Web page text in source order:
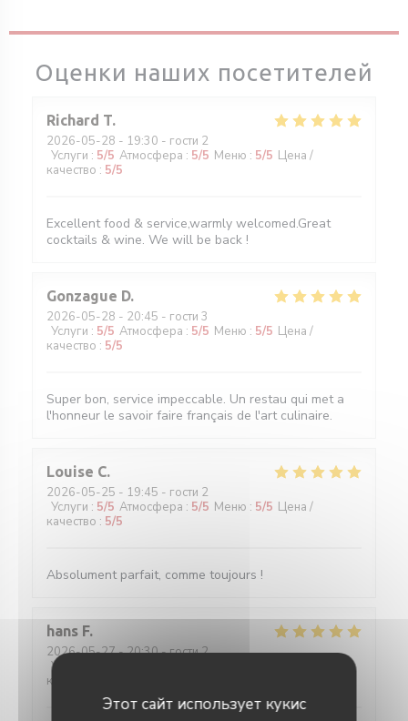
Этот сайт использует кукис
Оценки наших посетителей
Richard T
2026-05-28 - 19:30 - гости 2
Услуги : 5/5 Атмосфера : 5/5 Меню : 5/5 Цена /
качество : 5/5
Excellent food & service,warmly welcomed.Great
cocktails & wine. We will be back !
Gonzague D
2026-05-28 - 20:45 - гости 3
Услуги : 5/5 Атмосфера : 5/5 Меню : 5/5 Цена /
качество : 5/5
Super bon, service impeccable. Un restau qui met a
l'honneur le savoir faire français de l'art culinaire.
Louise C
2026-05-25 - 19:45 - гости 2
Услуги : 5/5 Атмосфера : 5/5 Меню : 5/5 Цена /
качество : 5/5
Absolument parfait, comme toujours !
hans F
2026-05-27- 20:30 - гости 2
Услуги
качество